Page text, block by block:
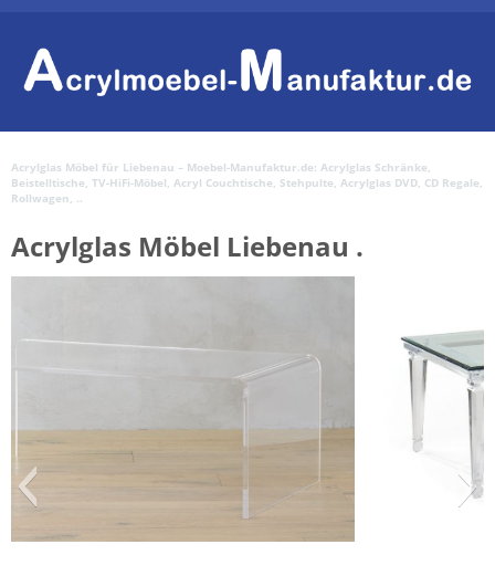
Acrylglas Möbel für Liebenau – Moebel-Manufaktur.de: Acrylglas Schränke,
Beistelltische, TV-HiFi-Möbel, Acryl Couchtische, Stehpulte, Acrylglas DVD, CD Regale,
Rollwagen, ..
Acrylglas Möbel Liebenau .